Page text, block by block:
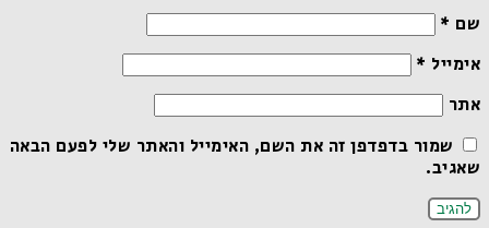
שם*
אימייל*
אתר
שמור בדפדפן זה את השם, האימייל והאתר שלי לפעם הבאה
שאגיב.